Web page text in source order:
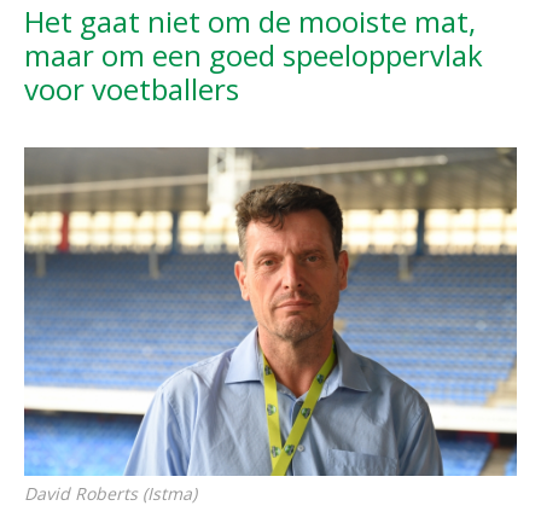
Het gaat niet om de mooiste mat,
maar om een goed speeloppervlak
voor voetballers
David Roberts (Istma)